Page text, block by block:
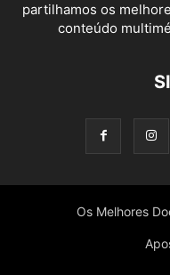
partilhamos os
conteúdo
Os Melhores